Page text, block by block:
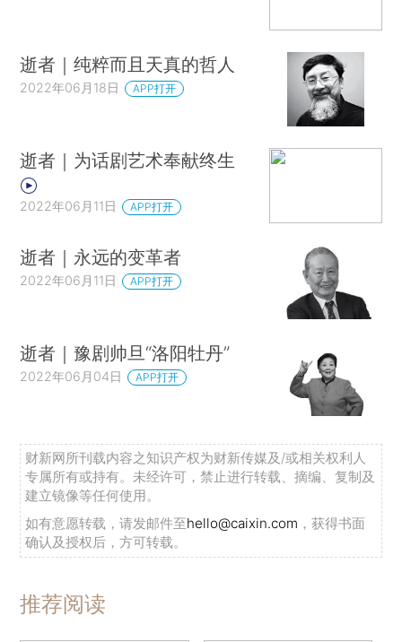
逝者｜纯粹而且天真的哲人
2022年06月18日 APP打开
逝者｜为话剧艺术奉献终生
2022年06月11日 APP打开
逝者｜永远的变革者
2022年06月11日 APP打开
逝者｜豫剧帅旦“洛阳牡丹”
2022年06月04日 APP打开
财新网所刊载内容之知识产权为财新传媒及/或相关权利人
专属所有或持有。未经许可，禁止进行转载、摘编、复制及
建立镜像等任何使用。
如有意愿转载，请发邮件至hello@caixin.com ，获得书面
确认及授权后，方可转载。
推荐阅读